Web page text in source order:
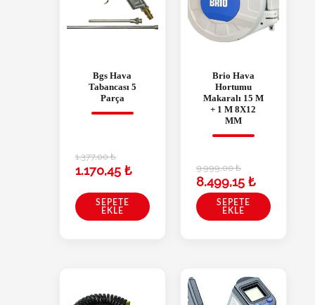
Bgs Hava
Tabancası 5
Parça
1.377,00₺
1.170,45 ₺
SEPETE
EKLE
Brio Hava
Hortumu
Makaralı 15 M
+ 1 M 8X12
MM
9.999,00₺
8.499,15 ₺
SEPETE
EKLE